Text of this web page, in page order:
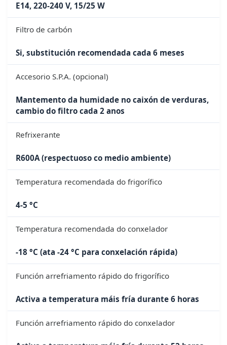
E14, 220-240 V, 15/25 W
Filtro de carbón
Si, substitución recomendada cada 6 meses
Accesorio S.P.A. (opcional)
Mantemento da humidade no caixón de verduras,
cambio do filtro cada 2 anos
Refrixerante
R600A (respectuoso co medio ambiente)
Temperatura recomendada do frigorífico
4-5 °C
Temperatura recomendada do conxelador
-18 °C (ata -24 °C para conxelación rápida)
Función arrefriamento rápido do frigorífico
Activa a temperatura máis fría durante 6 horas
Función arrefriamento rápido do conxelador